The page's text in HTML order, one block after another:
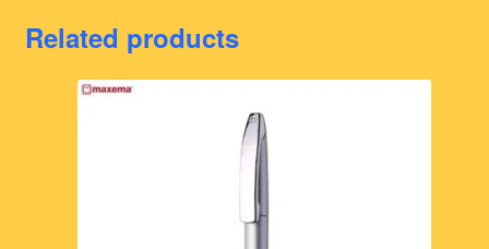
Related products